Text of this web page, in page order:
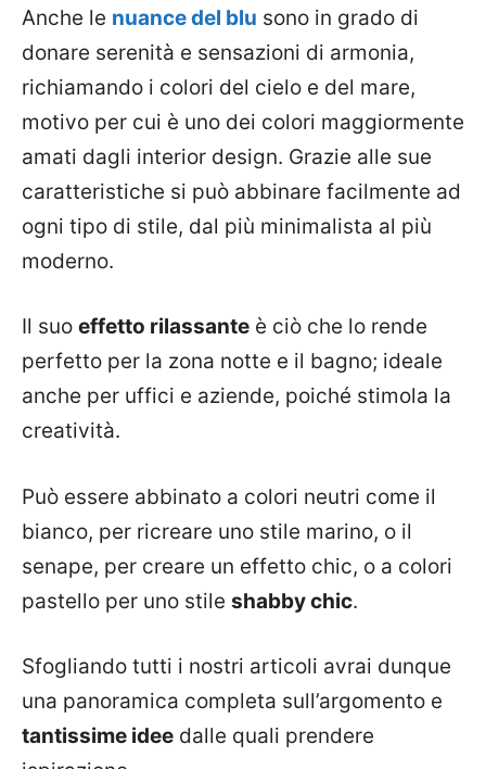
Anche le nuance del blu sono in grado di
donare serenità e sensazioni di armonia,
richiamando i colori del cielo e del mare,
motivo per cui è uno dei colori maggiormente
amati dagli interior design. Grazie alle sue
caratteristiche si può abbinare facilmente ad
ogni tipo di stile, dal più minimalista al più
moderno.
Il suo effetto rilassante è ciò che lo rende
perfetto per la zona notte e il bagno; ideale
anche per uffici e aziende, poiché stimola la
creatività.
Può essere abbinato a colori neutri come il
bianco, per ricreare uno stile marino, o il
senape, per creare un effetto chic, o a colori
pastello per uno stile shabby chic.
Sfogliando tutti i nostri articoli avrai dunque
una panoramica completa sull’argomento e
tantissime idee dalle quali prendere